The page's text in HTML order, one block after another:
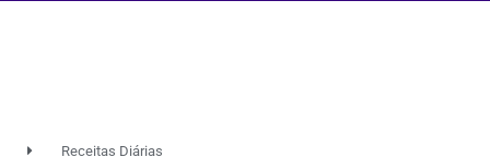
Receitas Diárias